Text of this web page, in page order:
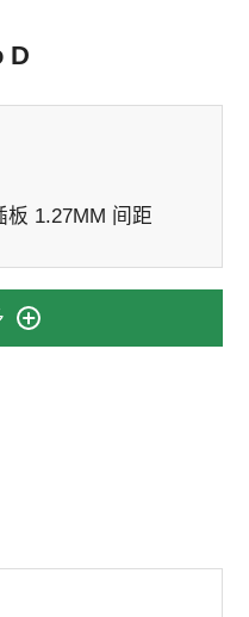
D
板 1.27MM 间距